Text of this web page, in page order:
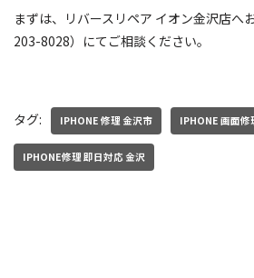
まずは、リバースリペア イオン金沢店へ
203-8028）にてご相談ください。
タグ: IPHONE 修理 金沢市 IPHONE 画面修
IPHONE修理 即日対応 金沢